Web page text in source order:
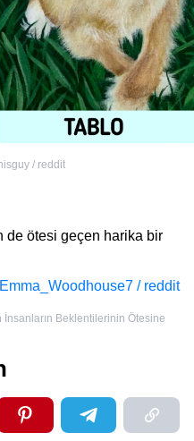
/ reddit
de ötesi geçen harika bir
Emma_Woodhouse7 / reddit
İnsanların Beklentilerinin Ötesine